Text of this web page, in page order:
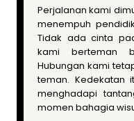
Perjalanan kami
menempuh
Tidak ada cinta
kami berteman
Hubungan kami
teman. Kedekatan
menghadapi
momen bahagia